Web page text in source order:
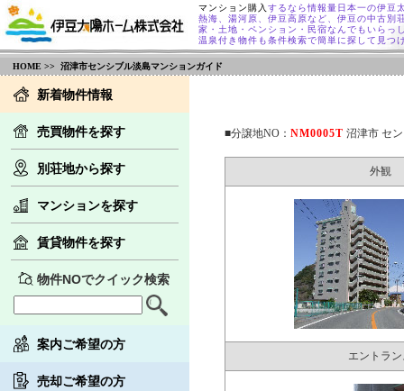
マンション購入 するなら情報量日本一の伊豆
熱海、湯河原、伊豆高原など、伊豆の中古別
家・土地・ペンション・民宿なんでもいらっ
温泉付き物件も条件検索で簡単に探して見つ
HOME >> 沼津市センシブル淡島マンションガイド
新着物件情報
売買物件を探す
別荘地から探す
マンションを探す
賃貸物件を探す
物件NOでクイック検索
案内ご希望の方
売却ご希望の方
■分譲地NO： NM0005T 沼津市 セ
外観
エントラ